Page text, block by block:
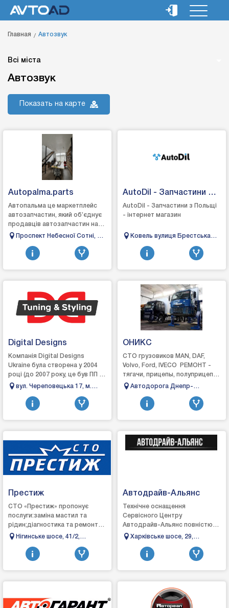
Главная Автозвук
Всі міста
Автозвук
Показать на карте
Autopalma.parts
Автопальма це маркетплейс
автозапчастин, який об’єднує
продавців автозапчастин на
одній зручній платформі. Ми
спростити по...
Проспект Небесної Сотні, 2А,
Одеса
AutoDil - Запчастини з
Польщі
AutoDil - Запчастини з Польщі
- інтернет магазин
Ковель вулиця Брестська
111 а
Digital Designs
Компанія Digital Designs
Ukraine була створена у 2004
році (до 2007 року, це був ПП –
роздрібна торгівля
аксесуарами для тюнінг...
вул. Череповецька 17, м.
Чернівці
ОНИКС
СТО грузовиков MAN, DAF,
Volvo, Ford, IVECO РЕМОНТ -
тягачи, прицепы, полуприцепы,
автобусыВ услуги которых
торм...
Автодорога Днепр-
Царичанка-Кобеляки-
Решетиловка, 24км
Престиж
СТО «Престиж» пропонує
послуги:заміна мастил та
рідин;діагностика та ремонт
ходової
стабілізатора;стійки амортиз...
Нігинське шосе, 41/2,
Кам'янець-Подільський,
Хмельницька область
Автодрайв-Альянс
Технічне оснащення
Сервісного Центру
Автодрайв-Альянс повністю
відповідає вимогам сучасного
оперативно і з&n...
Харківське шосе, 29,
Полтава, Полтавська
область